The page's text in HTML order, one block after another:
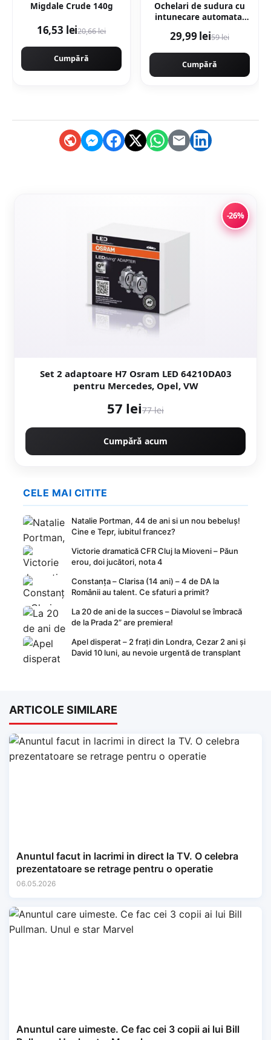
Migdale Crude 140g
16,53 lei20,66 lei
Cumpără
Ochelari de sudura cu
intunecare automata,
DIN15, Protectie UV,
29,99 lei59 lei
Cumpără
-26%
Set 2 adaptoare H7 Osram LED 64210DA03
pentru Mercedes, Opel, VW
57 lei77 lei
Cumpără acum
CELE MAI CITITE
Natalie Portman, 44 de ani si un nou bebeluș!
Cine e Tepr, iubitul francez?
Victorie dramatică CFR Cluj la Mioveni – Păun
erou, doi jucători, nota 4
Constanța – Clarisa (14 ani) – 4 de DA la
Românii au talent. Ce sfaturi a primit?
La 20 de ani de la succes – Diavolul se îmbracă
de la Prada 2” are premiera!
Apel disperat – 2 frați din Londra, Cezar 2 ani și
David 10 luni, au nevoie urgentă de transplant
ARTICOLE SIMILARE
Anuntul facut in lacrimi in direct la TV. O celebra
prezentatoare se retrage pentru o operatie
06.05.2026
Anuntul care uimeste. Ce fac cei 3 copii ai lui Bill